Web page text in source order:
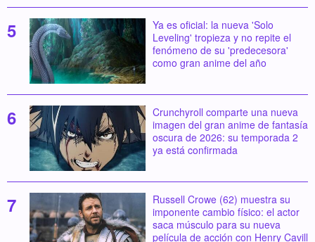
Ya es oficial: la nueva 'Solo
Leveling' tropieza y no repite el
fenómeno de su 'predecesora'
como gran anime del año
Crunchyroll comparte una nueva
imagen del gran anime de fantasía
oscura de 2026: su temporada 2
ya está confirmada
Russell Crowe (62) muestra su
imponente cambio físico: el actor
saca músculo para su nueva
película de acción con Henry Cavill